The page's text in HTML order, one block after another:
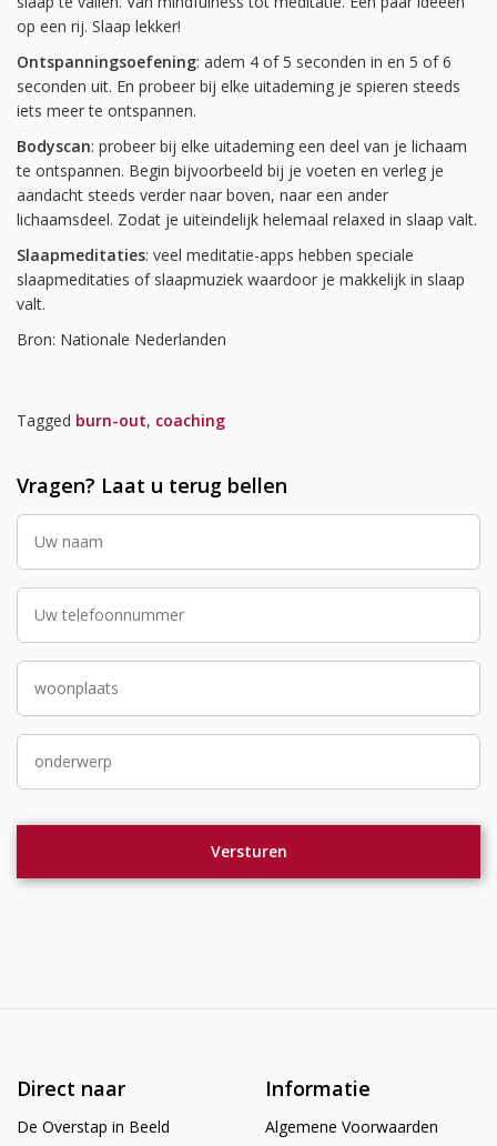
op een rij. Slaap lekker!
Ontspanningsoefening: adem 4 of 5 seconden in en 5 of 6
seconden uit. En probeer bij elke uitademing je spieren steeds
iets meer te ontspannen.
Bodyscan: probeer bij elke uitademing een deel van je lichaam
te ontspannen. Begin bijvoorbeeld bij je voeten en verleg je
aandacht steeds verder naar boven, naar een ander
lichaamsdeel. Zodat je uiteindelijk helemaal relaxed in slaap valt.
Slaapmeditaties: veel meditatie-apps hebben speciale
slaapmeditaties of slaapmuziek waardoor je makkelijk in slaap
valt.
Bron: Nationale Nederlanden
Tagged burn-out, coaching
Vragen? Laat u terug bellen
Direct naar
De Overstap in Beeld
Informatie
Algemene Voorwaarden